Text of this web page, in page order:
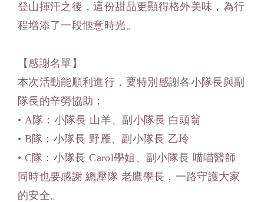
登山揮汗之後，這份甜品更顯得格外美味，為行
程增添了一段愜意時光。
【 感謝名單 】
本次活動能順利進行，要特別感謝各小隊長與副
隊長的辛勞協助：
• A隊：小隊長 山羊、副小隊長 白頭翁
• B隊：小隊長 野雁、副小隊長 乙玲
• C隊：小隊長 Carol學姐、副小隊長 喵喵醫師
同時也要感謝 總壓隊 老鷹學長，一路守護大家
的安全。